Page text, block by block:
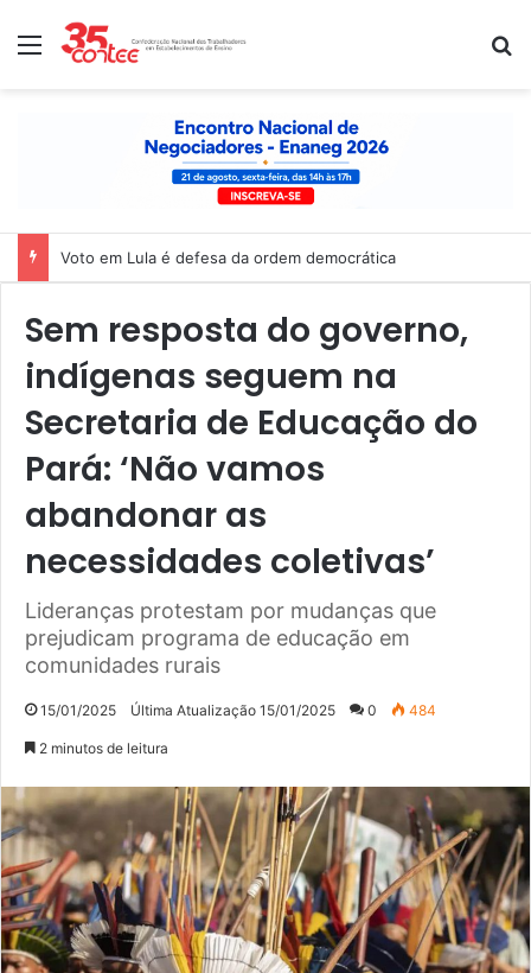
Menu
Voto em Lula é defesa da ordem democrática
Sem resposta do governo,
indígenas seguem na
Secretaria de Educação do
Pará: ‘Não vamos
abandonar as
necessidades coletivas’
Lideranças protestam por mudanças que
prejudicam programa de educação em
comunidades rurais
15/01/2025 Última Atualização 15/01/2025 0 484
2 minutos de leitura